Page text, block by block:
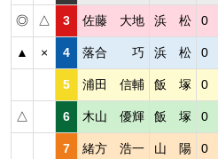
◎ △ 3 佐藤 大地 浜 松 0
▲ × 4 落合 巧 浜 松 0
5 浦田 信輔 飯 塚 0
△ 6 木山 優輝 飯 塚 0
7 緒方 浩一 山 陽 0